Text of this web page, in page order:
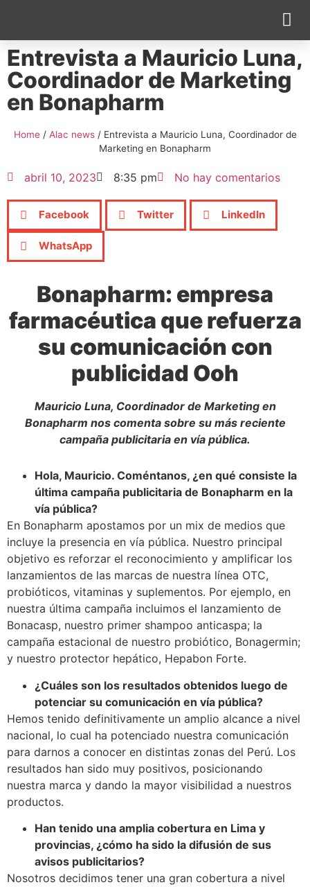
Entrevista a Mauricio Luna,
Coordinador de Marketing
en Bonapharm
Home/ Alac news/ Entrevista a Mauricio Luna, Coordinador de
Marketing en Bonapharm
abril 10, 2023 8:35 pm No hay comentarios
Facebook Twitter LinkedIn
WhatsApp
Bonapharm: empresa
farmacéutica que refuerza
su comunicación con
publicidad Ooh
Mauricio Luna, Coordinador de Marketing en
Bonapharm nos comenta sobre su más reciente
campaña publicitaria en vía pública.
Hola, Mauricio. Coméntanos, ¿en qué consiste la
última campaña publicitaria de Bonapharm en la
vía pública?
En Bonapharm apostamos por un mix de medios que
incluye la presencia en vía pública. Nuestro principal
objetivo es reforzar el reconocimiento y amplificar los
lanzamientos de las marcas de nuestra línea OTC,
probióticos, vitaminas y suplementos. Por ejemplo, en
nuestra última campaña incluimos el lanzamiento de
Bonacasp, nuestro primer shampoo anticaspa; la
campaña estacional de nuestro probiótico, Bonagermin;
y nuestro protector hepático, Hepabon Forte.
¿Cuáles son los resultados obtenidos luego de
potenciar su comunicación en vía pública?
Hemos tenido definitivamente un amplio alcance a nivel
nacional, lo cual ha potenciado nuestra comunicación
para darnos a conocer en distintas zonas del Perú. Los
resultados han sido muy positivos, posicionando
nuestra marca y dando la mayor visibilidad a nuestros
productos.
Han tenido una amplia cobertura en Lima y
provincias, ¿cómo ha sido la difusión de sus
avisos publicitarios?
Nosotros decidimos tener una gran cobertura a nivel